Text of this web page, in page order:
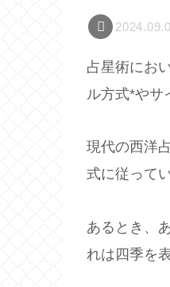
占星術にお
ル方式*やサ
現代の西洋
式に従って
あるとき、
れは四季を